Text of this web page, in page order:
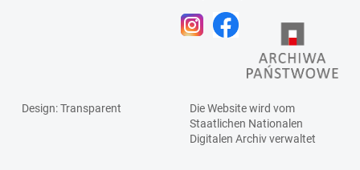
Design: Transparent
Die Website wird vom
Staatlichen Nationalen
Digitalen Archivverwaltet